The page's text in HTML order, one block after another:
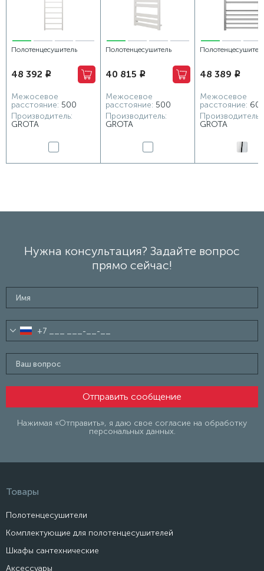
Полотенцесушитель
530x1800 белый
48 392 i
Межосевое
расстояние: 500
Производитель:
GROTA
Полотенцесушитель
530x900 белый
40 815 i
Межосевое
расстояние: 500
Производитель:
GROTA
Comfort 630х1125
48 389 i
Межосевое
расстояние:
Производитель:
GROTA
Нужна консультация? Задайте вопрос
прямо сейчас!
Нажимая «Отправить», я даю свое согласие на обработку
персональных данных.
Товары
Полотенцесушители
Комплектующие для полотенцесушителей
Шкафы сантехнические
Аксессуары